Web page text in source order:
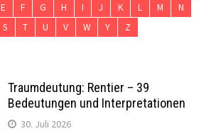
E F G H I J K L M
N
S T U V W Y Z
Traumdeutung: Rentier – 39
Bedeutungen und Interpretationen
30. Juli 2026